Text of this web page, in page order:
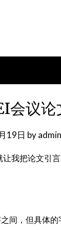
会议论
19日 by
我把论文引
间，但具体